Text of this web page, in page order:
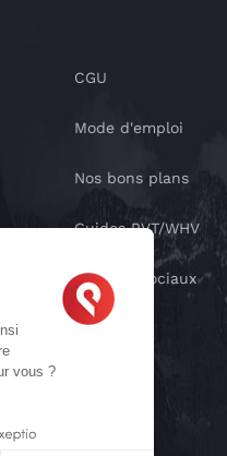
CGU
Mode d'emploi
Nos bons plans
Guides PVT/WHV
Réseaux sociaux
vous ?